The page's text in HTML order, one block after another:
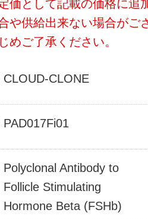
価として記載の価格に追
や供給出来ない場合がご
めご了承ください。
CLOUD-CLONE
PAD017Fi01
Polyclonal Antibody to
Follicle Stimulating
Hormone Beta (FSHb)